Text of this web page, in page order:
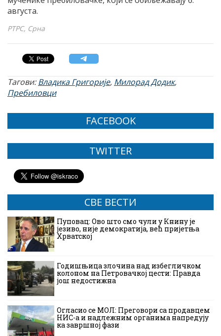
августа.
РТРС, Срна
Тагови:Владика Григорије, Милорад Додик,
Пребиловци
FACEBOOK
TWITTER
СВЕ ВЕСТИ
Пуповац: Ово што смо чули у Книну је
језиво, није демократија, већ пријетња
Хрватској
Годишњица злочина над избегличком
колоном на Петровачкој цести: Правда
још недостижна
Огласио се МОЛ: Преговори са продавцем
НИС-а и надлежним органима напредују
ка завршној фази